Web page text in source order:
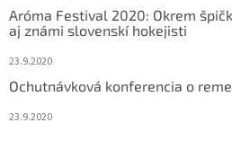
Aróma Festival 2020: Okrem
aj známi slovenskí hokejisti
23.9.2020
Ochutnávková konferencia o
23.9.2020